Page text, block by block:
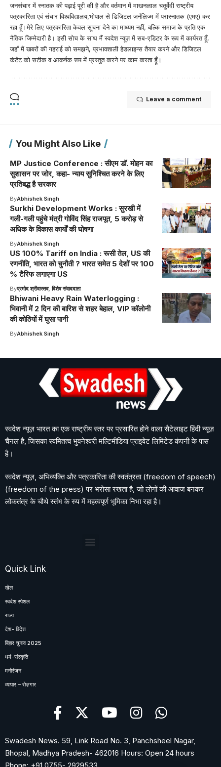
जनसंचार में स्नातक की पढ़ाई पूरी की है और वर्तमान में माखनलाल चतुर्वेदी राष्ट्रीय
पत्रकारिता एवं संचार विश्वविद्यालय,भोपाल से डिजिटल जर्नलिज्म में परास्नातक (एमए) कर
रहा हूँ।मेरे लिए पत्रकारिता केवल सूचना देने का माध्यम नहीं, बल्कि समाज के प्रति एक
नैतिक जिम्मेदारी है। इसी सोच के साथ मैं स्वदेश न्यूज़ में सब-एडिटर के रूप में कार्यरत हूँ,
जहाँ मैं खबरों की गहराई को समझने, प्रभावशाली हेडलाइन्स तैयार करने और डिजिटल
कंटेंट को सटीक व आकर्षक रूप में प्रस्तुत करने पर काम करता हूँ।
Leave a comment
You Might Also Like
MP Justice Conference : सीएम डॉ. मोहन का
सुशासन पर जोर, कहा- न्याय सुनिश्चित करने के लिए
प्रतिबद्ध है सरकार
ByAbhishek Singh
Surkhi Development Works : सुरखी में
गली-गली पहुंचे मंत्री गोविंद सिंह राजपूत, 5 करोड़ से
अधिक के विकास कार्यों की घोषणा
ByAbhishek Singh
US 100% Tariff on India : रूसी तेल, US की
रणनीति, भारत को चुनौती ? भारत समेत 5 देशों पर 100
% टैरिफ लगाएगा US
Byप्रमोद श्रीवास्तव, विशेष संवाददाता
Bhiwani Heavy Rain Waterlogging :
भिवानी में 2 दिन की बारिश से शहर बेहाल, VIP कॉलोनी
की कोठियों में घुसा पानी
ByAbhishek Singh
स्वदेश न्यूज़ भारत का एक राष्ट्रीय स्तर पर प्रसारित होने वाला सैटेलाइट हिंदी न्यूज़
चैनल है, जिसका स्वमितत्व भुवनेश्वरी मल्टिमीडिया प्राइवेट लिमिटेड कंपनी के पास
है।
स्वदेश न्यूज़, अभिव्यक्ति और पत्रकारिता की स्वतंत्रता (freedom of speech)
(freedom of the press) पर भरोसा रखता है, जो लोगों की आवाज बनकर
लोकतंत्र के चौथे स्तंभ के रुप में महत्वपूर्ण भूमिका निभा रहा है।
Quick Link
खेल
स्वदेश स्पेशल
राज्य
देश- विदेश
बिहार चुनाव 2025
धर्म-संस्कृति
मनोरंजन
व्यापार – रोज़गार
Swadesh News. 59, Link Road No. 3, Panchsheel Nagar,
Bhopal, Madhya Pradesh- 462016 Hours: Open 24 hours